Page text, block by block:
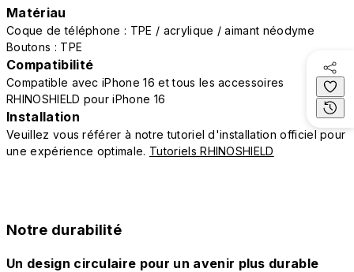
Matériau
Coque de téléphone : TPE / acrylique / aimant néodyme
Boutons : TPE
Compatibilité
Compatible avec iPhone 16 et tous les accessoires
RHINOSHIELD pour iPhone 16
Installation
Veuillez vous référer à notre tutoriel d'installation officiel pour
une expérience optimale. Tutoriels RHINOSHIELD
Notre durabilité
Un design circulaire pour un avenir plus durable